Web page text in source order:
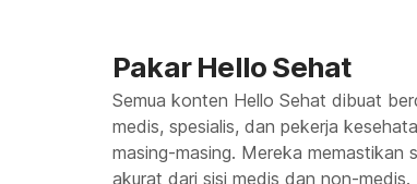
Pakar Hello Sehat
Semua konten Hello Sehat dibuat
medis, spesialis, dan pekerja
masing-masing. Mereka memastikan
akurat dari sisi medis dan non-